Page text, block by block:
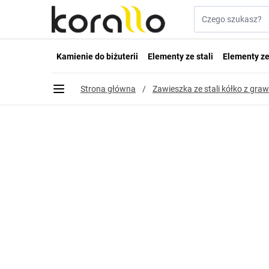
Przejdź do treści
Kamienie do biżuterii Elementy ze stali Elementy
Strona główna / Zawieszka ze stali kółko z